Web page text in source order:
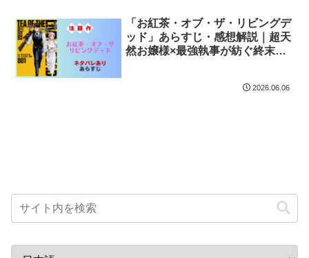
「お紅茶・オブ・ザ・リビングデ
ッド」あらすじ・感想解説｜超天
然お嬢様×最強執事が紡ぐ終末ゾ
2026.06.06